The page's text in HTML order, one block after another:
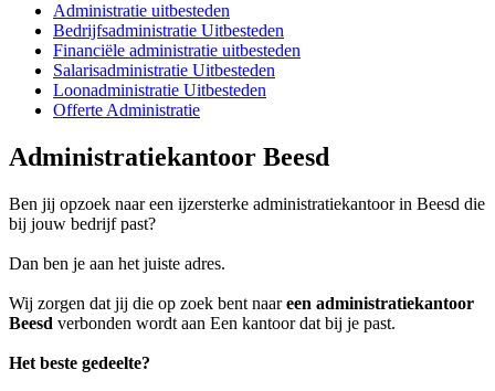
Administratie uitbesteden
Bedrijfsadministratie Uitbesteden
Financiële administratie uitbesteden
Salarisadministratie Uitbesteden
Loonadministratie Uitbesteden
Offerte Administratie
Administratiekantoor Beesd
Ben jij opzoek naar een ijzersterke administratiekantoor in Beesd die
bij jouw bedrijf past?
Dan ben je aan het juiste adres.
Wij zorgen dat jij die op zoek bent naareen administratiekantoor
Beesd verbonden wordt aan Een kantoor dat bij je past.
Het beste gedeelte?